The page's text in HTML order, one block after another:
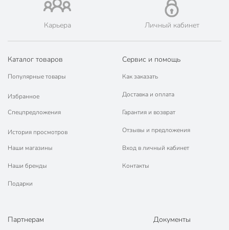
Свадебные
не свадебные
без бара
Цвет
голубой
Способ изготовления
Праздники
14 февраля
День Рождения
Кому
Тип стекла
Карьера Личный кабинет
Каталог товаров
Популярные товары
Избранное
Спецпредложения
История просмотров
Наши магазины
Наши бренды
Подарки
Сервис и помощь
Как заказать
Доставка и оплата
Гарантия и возврат
Отзывы и предложения
Вход в личный кабинет
Контакты
Партнерам Документы